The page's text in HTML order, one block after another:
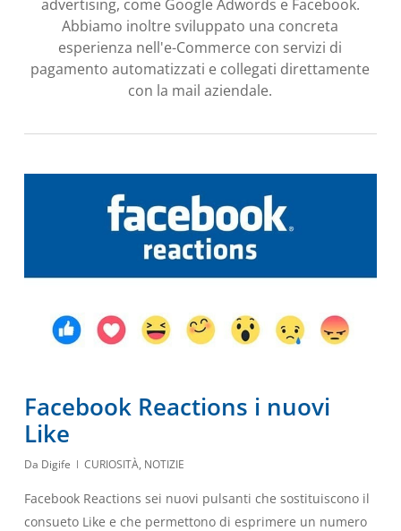
advertising, come Google Adwords e Facebook.
Abbiamo inoltre sviluppato una concreta
esperienza nell'e-Commerce con servizi di
pagamento automatizzati e collegati direttamente
con la mail aziendale.
Facebook Reactions i nuovi
Like
Da Digife CURIOSITÀ, NOTIZIE
Facebook Reactions sei nuovi pulsanti che sostituiscono il
consueto Like e che permettono di esprimere un numero